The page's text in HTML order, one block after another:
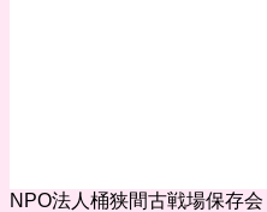
NPO法人桶狭間古戦場保存